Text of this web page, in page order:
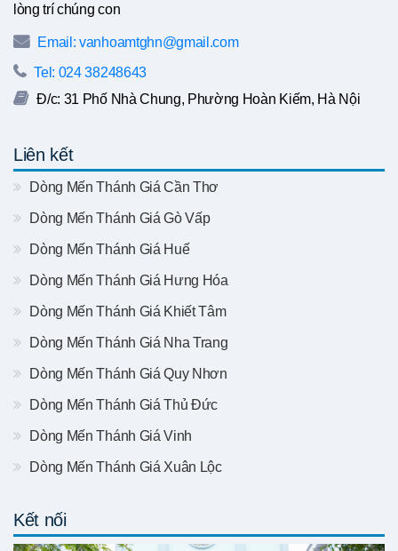
lòng trí chúng con
Email: vanhoamtghn@gmail.com
Tel: 024 38248643
Đ/c: 31 Phố Nhà Chung, Phường Hoàn Kiếm, Hà Nội
Liên kết
Dòng Mến Thánh Giá Cần Thơ
Dòng Mến Thánh Giá Gò Vấp
Dòng Mến Thánh Giá Huế
Dòng Mến Thánh Giá Hưng Hóa
Dòng Mến Thánh Giá Khiết Tâm
Dòng Mến Thánh Giá Nha Trang
Dòng Mến Thánh Giá Quy Nhơn
Dòng Mến Thánh Giá Thủ Đức
Dòng Mến Thánh Giá Vinh
Dòng Mến Thánh Giá Xuân Lộc
Kết nối